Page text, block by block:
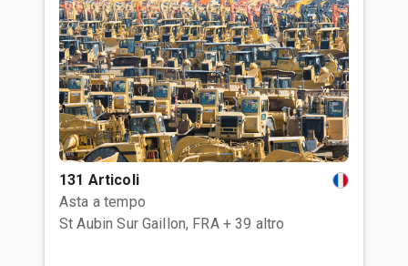
131 Articoli
Asta a tempo
St Aubin Sur Gaillon, FRA + 39 altro